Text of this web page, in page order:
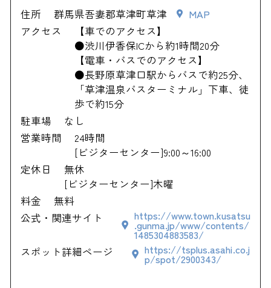
住所 群馬県吾妻郡草津町草津
MAP
アクセス
【車でのアクセス】
●渋川伊香保ICから約1時間20分
【電車・バスでのアクセス】
●長野原草津口駅からバスで約25分、
「草津温泉バスターミナル」下車、徒
歩で約15分
駐車場
なし
営業時間
24時間
[ビジターセンター]9:00～16:00
定休日
無休
[ビジターセンター]木曜
料金
無料
公式・関連サイト
https://www.town.kusatsu
.gunma.jp/www/contents/
1485304883583/
スポット詳細ページ
https://tsplus.asahi.co.j
p/spot/2900343/